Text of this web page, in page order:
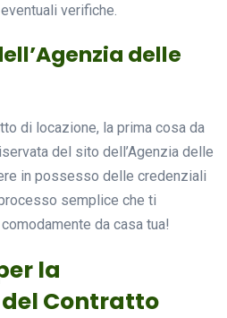
verifiche.
delle
di locazione, la prima cosa da
del sito dell’Agenzia delle
in possesso delle credenziali
semplice che ti
da casa tua!
la
Contratto